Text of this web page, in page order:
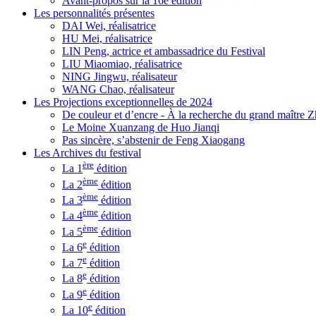
Les personnalités présentes
DAI Wei, réalisatrice
HU Mei, réalisatrice
LIN Peng, actrice et ambassadrice du Festival
LIU Miaomiao, réalisatrice
NING Jingwu, réalisateur
WANG Chao, réalisateur
Les Projections exceptionnelles de 2024
De couleur et d’encre - À la recherche du grand maître
Le Moine Xuanzang de Huo Jianqi
Pas sincère, s’abstenir de Feng Xiaogang
Les Archives du festival
La 1 ère édition
La 2ème édition
La 3ème édition
La 4ème édition
La 5ème édition
La 6e édition
La 7e édition
La 8e édition
La 9e édition
La 10e édition